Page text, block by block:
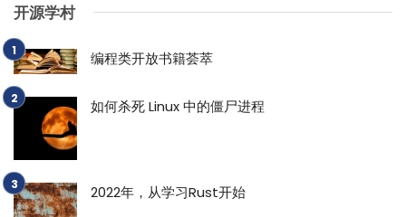
开源学村
编程类开放书籍荟萃
如何杀死 Linux 中的僵尸进程
2022年，从学习Rust开始